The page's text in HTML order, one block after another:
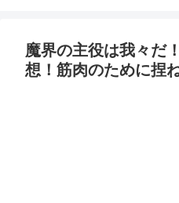
魔界の主役は我々だ
想！筋肉のために捏